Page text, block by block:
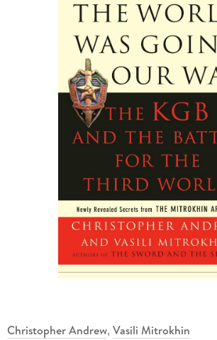
Christopher Andrew, Vasili Mitrokhin